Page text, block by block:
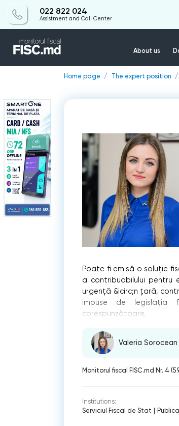
022 822 024
Assistment and Call Center
About us
Home page The expert position
Poate fi emisă o soluţie
a contribuabilului pentru
urgență &icirc;n țară,
impuse de legislația
corespunzătoare.
Valeria Sorocean
Monitorul fiscal FISC.md Nr. 4
Institutions:
Serviciul Fiscal de Stat